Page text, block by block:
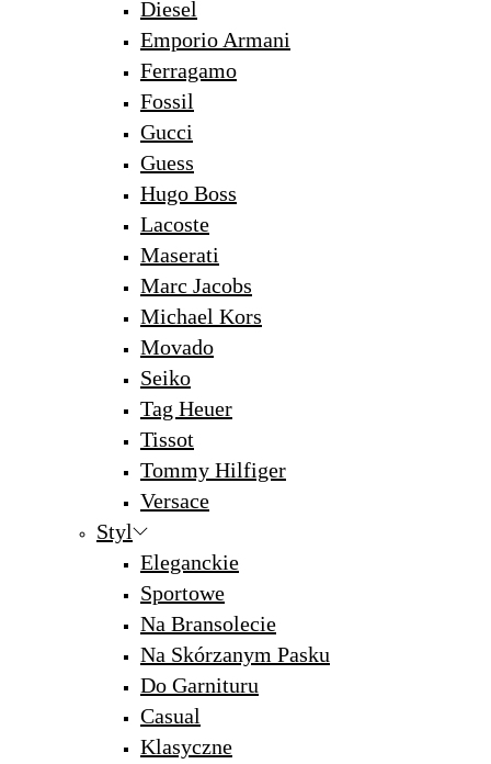
Diesel
Emporio Armani
Ferragamo
Fossil
Gucci
Guess
Hugo Boss
Lacoste
Maserati
Marc Jacobs
Michael Kors
Movado
Seiko
Tag Heuer
Tissot
Tommy Hilfiger
Versace
Styl
Eleganckie
Sportowe
Na Bransolecie
Na Skórzanym Pasku
Do Garnituru
Casual
Klasyczne